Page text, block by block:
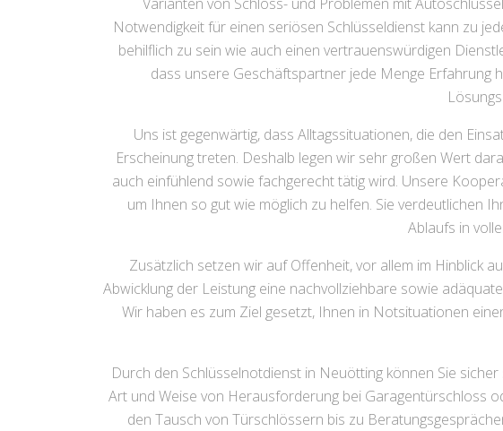
Varianten von Schloss- und Problemen mit
Notwendigkeit für einen seriösen Schlüsseldienst kann zu
behilflich zu sein wie auch einen vertrauenswürdigen
dass unsere Geschäftspartner jede Menge Erfahrung
Uns ist gegenwärtig, dass Alltagssituationen, die den
Erscheinung treten. Deshalb legen wir sehr großen Wert
auch einfühlend sowie fachgerecht tätig wird. Unsere
um Ihnen so gut wie möglich zu helfen. Sie verdeutlichen
Ablaufs in
Zusätzlich setzen wir auf Offenheit, vor allem im Hinblick
Abwicklung der Leistung eine nachvollziehbare sowie
Wir haben es zum Ziel gesetzt, Ihnen in Notsituationen
Durch den Schlüsselnotdienst in Neuötting können Sie
Art und Weise von Herausforderung bei Garagentürschloss
den Tausch von Türschlössern bis zu